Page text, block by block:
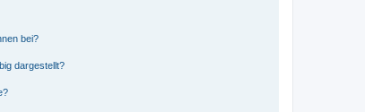
bei?
dargestellt?